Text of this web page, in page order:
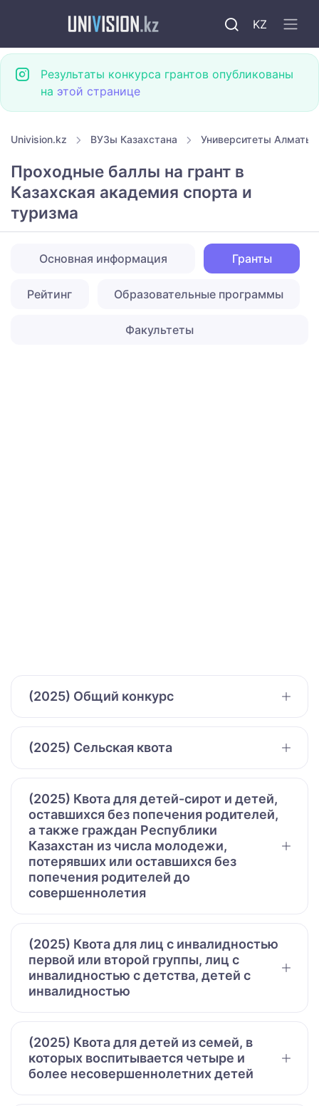
KZ
Результаты конкурса грантов опубликованы
на этой странице
Univision.kz ВУЗы Казахстана Университеты Алматы
Проходные баллы на грант в
Казахская академия спорта и
туризма
Основная информация Гранты
Рейтинг Образовательные программы
Факультеты
(2025) Общий конкурс
(2025) Сельская квота
(2025) Квота для детей-сирот и детей,
оставшихся без попечения родителей,
а также граждан Республики
Казахстан из числа молодежи,
потерявших или оставшихся без
попечения родителей до
совершеннолетия
(2025) Квота для лиц с инвалидностью
первой или второй группы, лиц с
инвалидностью с детства, детей с
инвалидностью
(2025) Квота для детей из семей, в
которых воспитывается четыре и
более несовершеннолетних детей